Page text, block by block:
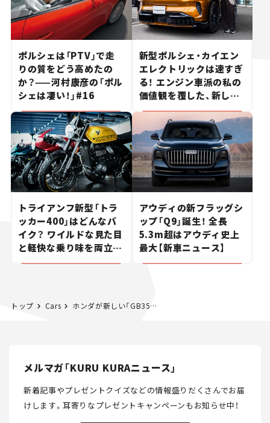
ポルシェは「PTV」で走
りの質をどう高めたの
か？——河村康彦の「ポル
シェは凄い！」#16
新型ポルシェ・カイエン
エレクトリックは速すぎ
る！ エンジン車派の私の
価値観を覆した、新しい
ポルシェの走り。
トライアンフ新型「トラ
ッカー400」はどんなバ
イク？ ワイルドな見た目
と軽快な乗り味を両立し
た400ccフラットトラッ
アウディの新フラッグシ
ップ「Q9」誕生！ 全長
5.3m超はアウディ史上
最大【新車ニュース】
トップ Cars ホンダが新しい「GB350 C」を発表！ 一部仕様にマット塗装の新色設定で質感アップ、今秋発売へ
メルマガ「KURU KURAニュース」
新着記事やプレゼントクイズなどの情報盛りだくさんでお届
けします。耳寄りなプレゼントキャンペーンもお知らせ中！